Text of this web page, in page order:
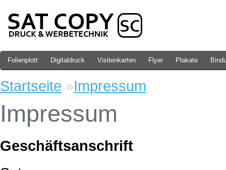
Folienplott Digitaldruck Visitenkarten Flyer Plakate
Startseite »Impressum
Impressum
Geschäftsanschrift